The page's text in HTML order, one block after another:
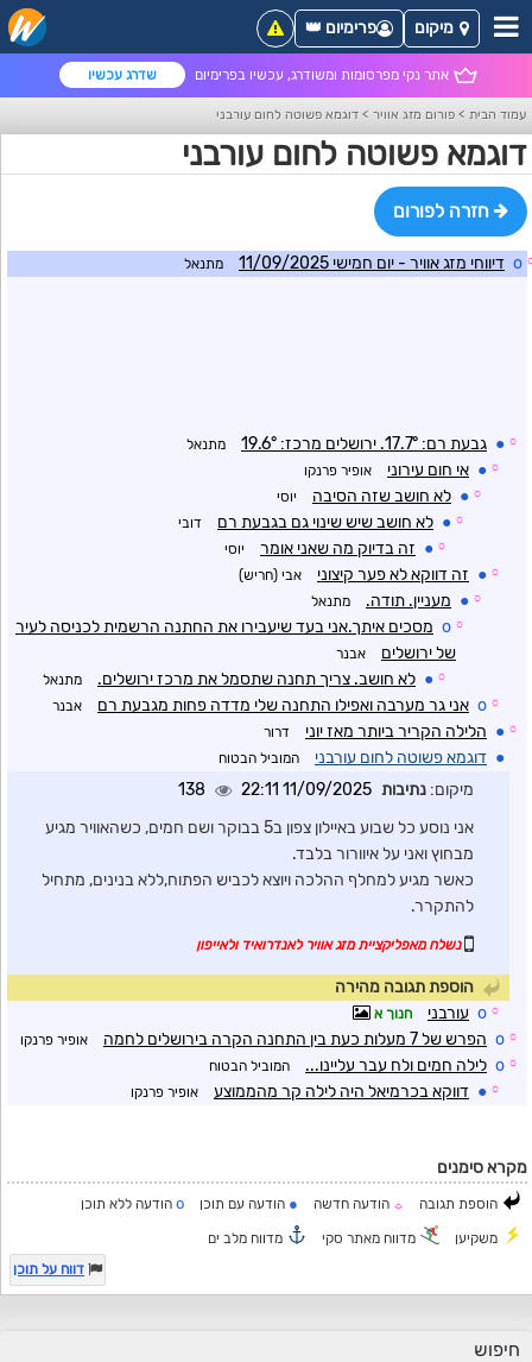
אתר נקי מפרסומות ומשודרג, עכשיו בפרימיום שדרג עכשיו
מיקום פרימיום 👑
עמוד הבית > פורום מזג אוויר > דוגמא פשוטה לחום עורבני
דוגמא פשוטה לחום עורבני
חזרה לפורום
o דיווחי מזג אוויר - יום חמישי 11/09/2025 מתנאל
☼
● גבעת רם: 17.7°. ירושלים מרכז: 19.6° מתנאל
☼
● אי חום עירוני אופיר פרנקו
☼
● לא חושב שזה הסיבה יוסי
☼
● לא חושב שיש שינוי גם בגבעת רם דובי
☼
● זה בדיוק מה שאני אומר יוסי
☼
● זה דווקא לא פער קיצוני אבי (חריש)
☼
● מעניין. תודה. מתנאל
☼
o מסכים איתך.אני בעד שיעבירו את החתנה הרשמית לכניסה לעיר
של ירושלים
אבנר
☼
● לא חושב. צריך תחנה שתסמל את מרכז ירושלים. מתנאל
☼
o אני גר מערבה ואפילו התחנה שלי מדדה פחות מגבעת רם אבנר
☼
● הלילה הקריר ביותר מאז יוני דרור
● דוגמא פשוטה לחום עורבני המוביל הבטוח
מיקום: נתיבות 11/09/2025 22:11
138
אני נוסע כל שבוע באיילון צפון ב5 בבוקר ושם חמים, כשהאוויר מגיע
מבחוץ ואני על איוורור בלבד.
כאשר מגיע למחלף ההלכה ויוצא לכביש הפתוח,ללא בנינים, מתחיל
להתקרר.
נשלח מאפליקציית מזג אוויר לאנדרואיד ולאייפון
הוספת תגובה מהירה
☼
o עורבני חנוך א
☼
o הפרש של 7 מעלות כעת בין התחנה הקרה בירושלים לחמה אופיר פרנקו
☼
o לילה חמים ולח עבר עליינו... המוביל הבטוח
☼
● דווקא בכרמיאל היה לילה קר מהממוצע אופיר פרנקו
מקרא סימנים
הוספת תגובה ☼ הודעה חדשה ● הודעה עם תוכן o הודעה ללא תוכן
משקיען מדווח מאתר סקי
מדווח מלב ים
דווח על תוכן
חיפוש